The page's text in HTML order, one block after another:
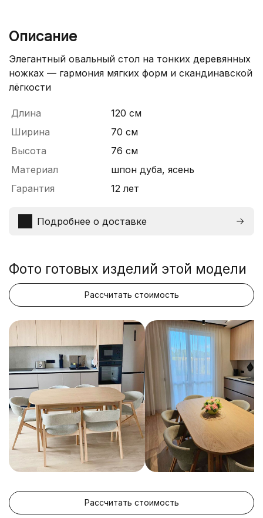
Описание
Элегантный овальный стол на тонких деревянных
ножках — гармония мягких форм и скандинавской
лёгкости
Длина
120 см
Ширина
70 см
Высота
76 см
Материал
шпон дуба, ясень
Гарантия
12 лет
Подробнее о доставке
Фото готовых изделий этой модели
Рассчитать стоимость
Рассчитать стоимость